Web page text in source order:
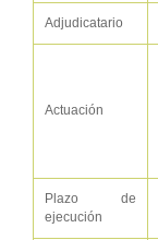
Adjudicatario
Actuación
Plazo de
ejecución